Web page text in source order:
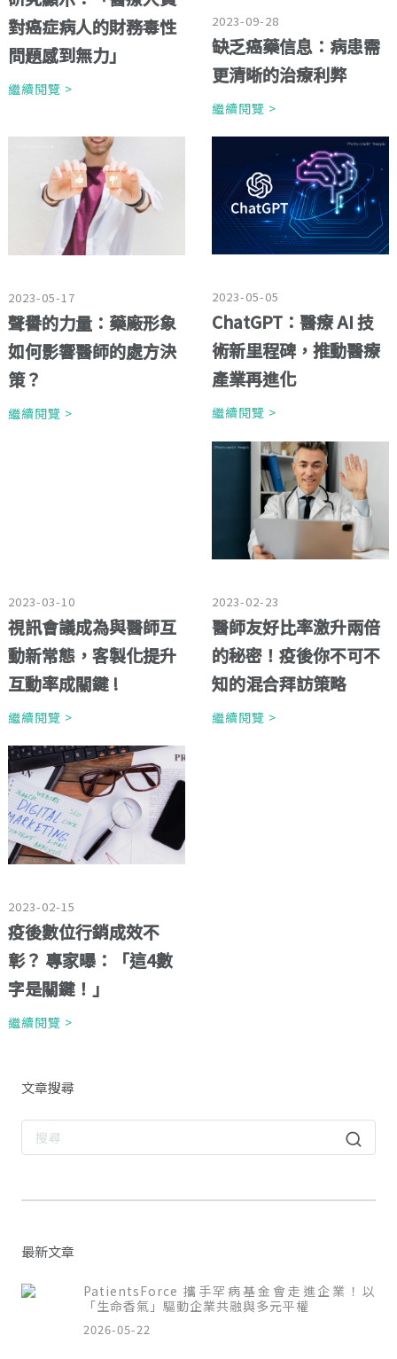
對癌症病人的財務毒性
問題感到無力」
繼續閱覽 >
2023-09-28
缺乏癌藥信息：病患需
更清晰的治療利弊
繼續閱覽 >
2023-05-17
聲譽的力量：藥廠形象
如何影響醫師的處方決
策？
繼續閱覽 >
2023-05-05
ChatGPT：醫療 AI 技
術新里程碑，推動醫療
產業再進化
繼續閱覽 >
2023-03-10
視訊會議成為與醫師互
動新常態，客製化提升
互動率成關鍵 !
繼續閱覽 >
2023-02-23
醫師友好比率激升兩倍
的秘密！疫後你不可不
知的混合拜訪策略
繼續閱覽 >
2023-02-15
疫後數位行銷成效不
彰？ 專家曝：「這4數
字是關鍵！」
繼續閱覽 >
文章搜尋
最新文章
PatientsForce 攜手罕病基金會走進企業！以
「生命香氣」驅動企業共融與多元平權
2026-05-22